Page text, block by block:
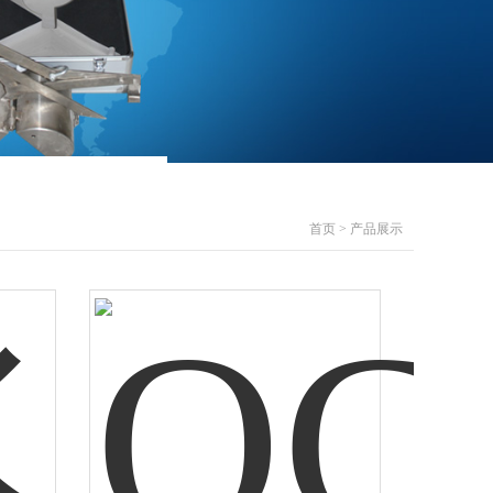
首页 > 产品展示